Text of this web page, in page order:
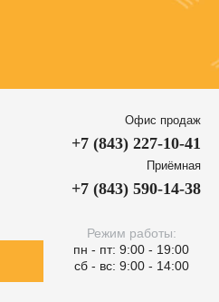
Офис продаж
+7 (843) 227-10-41
Приёмная
+7 (843) 590-14-38
Режим работы:
пн - пт: 9:00 - 19:00
сб - вс: 9:00 - 14:00